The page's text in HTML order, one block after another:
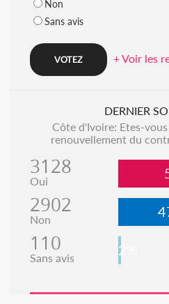
Non
Sans avis
+ Voir les
DERNIER
Côte d'Ivoire: Etes-
renouvellement du
3128
Oui
2902
Non
110
Sans avis 2%